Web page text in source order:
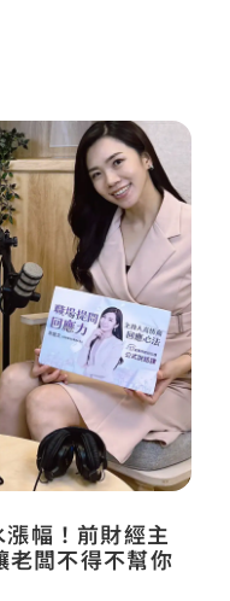
幅！前財經主
老闆不得不幫你